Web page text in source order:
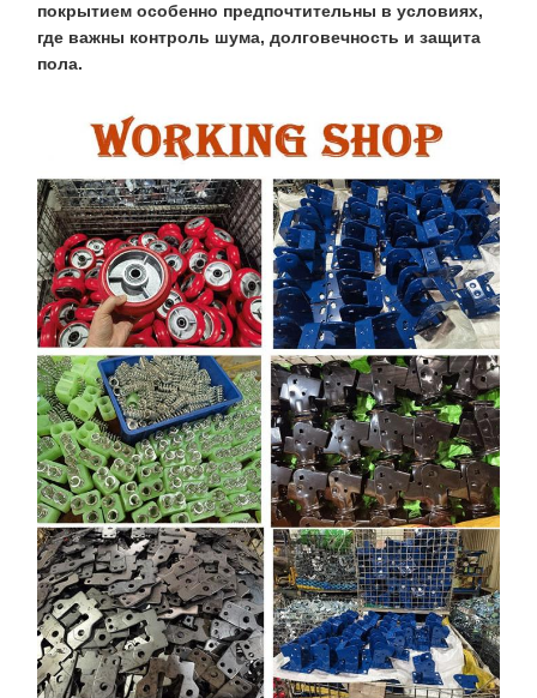
покрытием особенно предпочтительны в условиях,
где важны контроль шума, долговечность и защита
пола.